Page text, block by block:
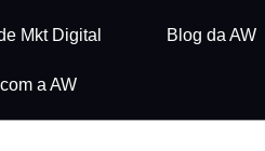
Mkt Digital Blog da AW
a AW